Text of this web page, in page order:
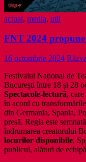
actual, media, util
FNT 2024 propune
16 octombrie 2024
Festivalul Național de
București între 18 și 28
Spectacole-lectură,
în acord cu
din Germania, Spania,
presă. Regia este
îndrumarea creatorului
locurilor disponibile.
publicul, alături de